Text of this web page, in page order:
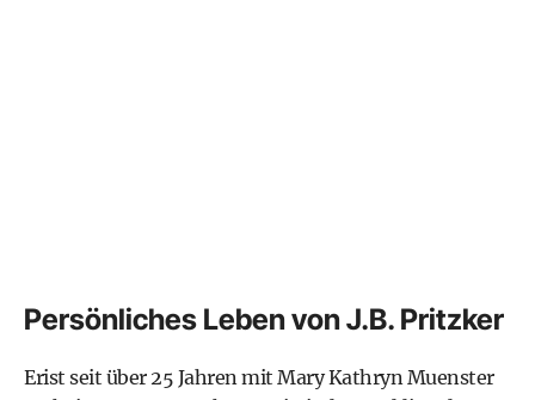
Persönliches Leben von J.B. Pritzker
Erist seit über 25 Jahren mit Mary Kathryn Muenster